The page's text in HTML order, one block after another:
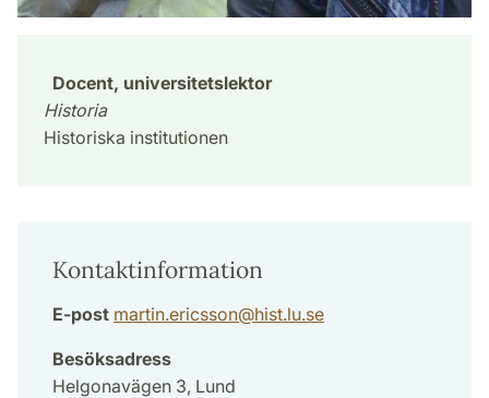
Docent, universitetslektor
Historia
Historiska institutionen
Kontaktinformation
E-post martin.ericsson@hist.lu.se
Besöksadress
Helgonavägen 3, Lund